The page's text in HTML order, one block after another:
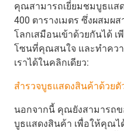
คุณสามารถเยี่ยมชมบูธแส
400 ตารางเมตร ซึ่งผสมผ
โลกเสมือนเข้าด้วยกันได้ เ
โซนที่คุณสนใจ และทำคว
เราได้ในคลิกเดียว:
สำรวจบูธแสดงสินค้าด้วย
นอกจากนี้ คุณยังสามารถ
บูธแสดงสินค้า เพื่อให้คุณไ